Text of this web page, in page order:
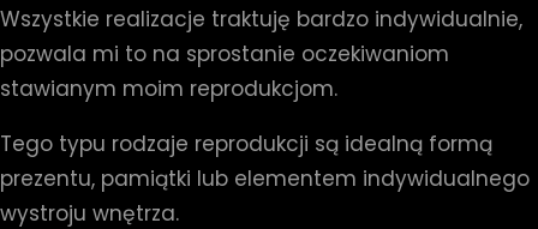
Wszystkie realizacje traktuję bardzo indywidualnie,
pozwala mi to na sprostanie oczekiwaniom
stawianym moim reprodukcjom.
Tego typu rodzaje reprodukcji są idealną formą
prezentu, pamiątki lub elementem indywidualnego
wystroju wnętrza.